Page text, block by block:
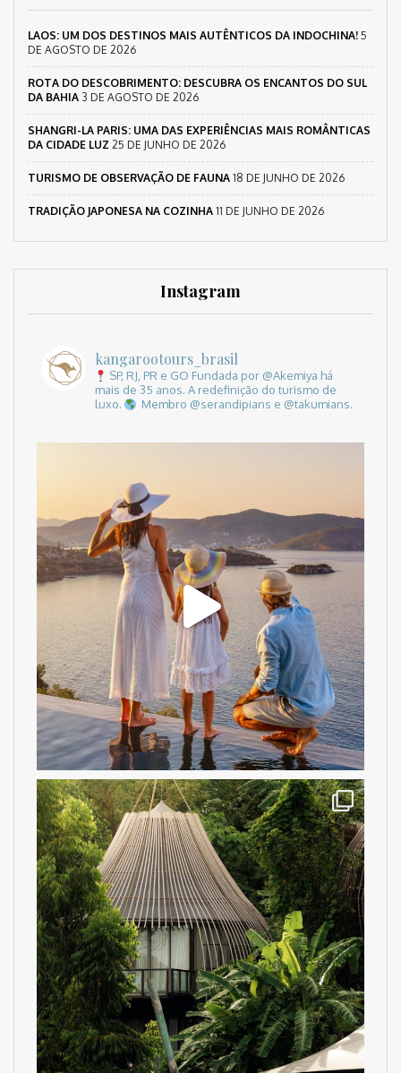
LAOS: UM DOS DESTINOS MAIS AUTÊNTICOS DA INDOCHINA! 5
DE AGOSTO DE 2026
ROTA DO DESCOBRIMENTO: DESCUBRA OS ENCANTOS DO SUL
DA BAHIA 3 DE AGOSTO DE 2026
SHANGRI-LA PARIS: UMA DAS EXPERIÊNCIAS MAIS ROMÂNTICAS
DA CIDADE LUZ 25 DE JUNHO DE 2026
TURISMO DE OBSERVAÇÃO DE FAUNA 18 DE JUNHO DE 2026
TRADIÇÃO JAPONESA NA COZINHA 11 DE JUNHO DE 2026
Instagram
kangarootours_brasil
SP, RJ, PR e GO Fundada por @Akemiya há
mais de 35 anos. A redefinição do turismo de
luxo.
Membro @serandipians e @takumians.